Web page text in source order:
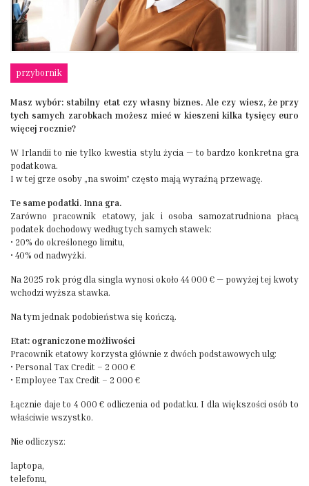
przybornik
Masz wybór: stabilny etat czy własny biznes. Ale czy wiesz, że przy
tych samych zarobkach możesz mieć w kieszeni kilka tysięcy euro
więcej rocznie?
W Irlandii to nie tylko kwestia stylu życia — to bardzo konkretna gra
podatkowa.
I w tej grze osoby „na swoim” często mają wyraźną przewagę.
Te same podatki. Inna gra.
Zarówno pracownik etatowy, jak i osoba samozatrudniona płacą
podatek dochodowy według tych samych stawek:
• 20% do określonego limitu,
• 40% od nadwyżki.
Na 2025 rok próg dla singla wynosi około 44 000 € — powyżej tej kwoty
wchodzi wyższa stawka.
Na tym jednak podobieństwa się kończą.
Etat: ograniczone możliwości
Pracownik etatowy korzysta głównie z dwóch podstawowych ulg:
• Personal Tax Credit – 2 000 €
• Employee Tax Credit – 2 000 €
Łącznie daje to 4 000 € odliczenia od podatku. I dla większości osób to
właściwie wszystko.
Nie odliczysz:
laptopa,
telefonu,